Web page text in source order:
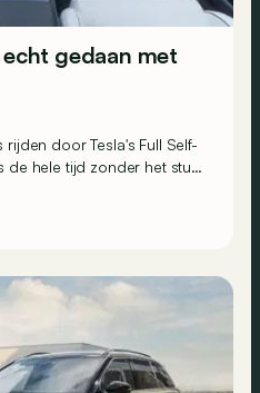
echt gedaan met
door Tesla's Full Self-
de hele tijd zonder het stuur